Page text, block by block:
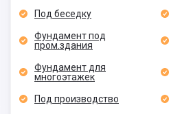
Под беседку
Фундамент под
пром.здания
Фундамент для
многоэтажек
Под производство